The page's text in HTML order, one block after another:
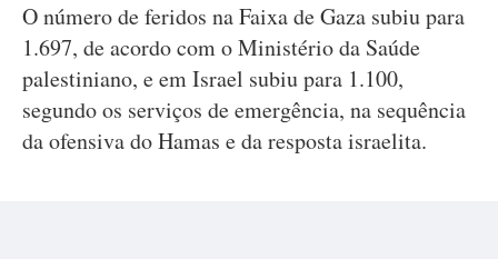
O número de feridos na Faixa de Gaza subiu para
1.697, de acordo com o Ministério da Saúde
palestiniano, e em Israel subiu para 1.100,
segundo os serviços de emergência, na sequência
da ofensiva do Hamas e da resposta israelita.